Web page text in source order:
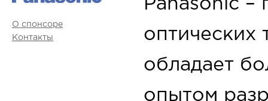
О спонсоре
Контакты
Panasonic –
оптических
обладает
опытом